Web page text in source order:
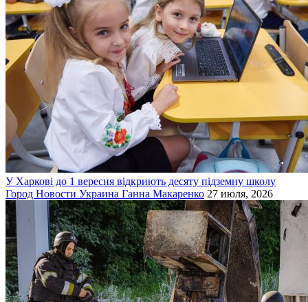
У Харкові до 1 вересня відкриють десяту підземну школу
Город Новости Украина Ганна Макаренко 27 июля, 2026